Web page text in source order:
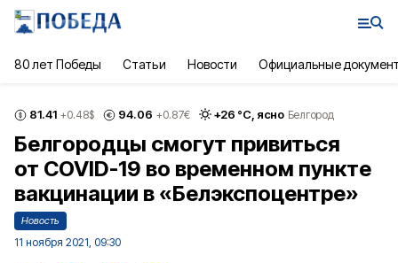
80 лет Победы Статьи Новости Официальные
81.41 +0.48$ 94.06 +0.87€ +26 °С, ясно Белгород
Белгородцы смогут привиться
от COVID-19 во временном пункте
вакцинации в «Белэкспоцентре»
Новость
11 ноября 2021, 09:30